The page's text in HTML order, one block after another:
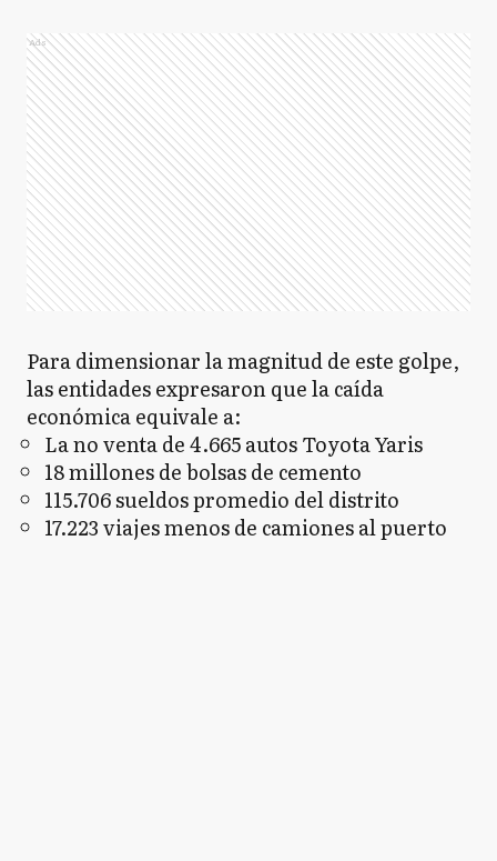
Ads
Para dimensionar la magnitud de este golpe,
las entidades expresaron que la caída
económica equivale a:
La no venta de 4.665 autos Toyota Yaris
18 millones de bolsas de cemento
115.706 sueldos promedio del distrito
17.223 viajes menos de camiones al puerto